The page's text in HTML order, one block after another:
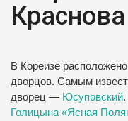
Краснова
В Кореизе
дворцов. Самым
дворец — Юсуповский.
Голицына «Ясная